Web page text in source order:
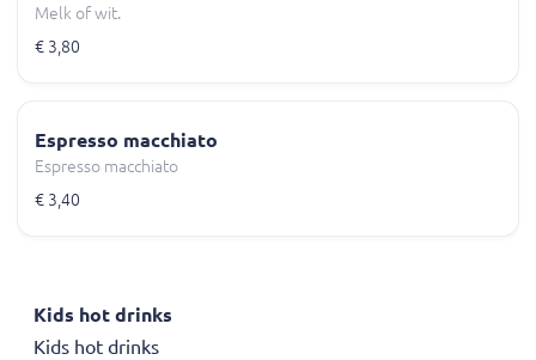
Melk of wit.
€ 3,80
Espresso macchiato
Espresso macchiato
€ 3,40
Kids hot drinks
Kids hot drinks